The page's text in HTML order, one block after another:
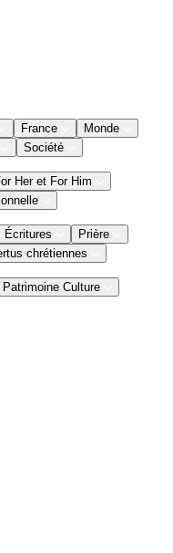
France
Monde
Société
Her et For Him
Écritures
Prière
chrétiennes
Patrimoine Culture